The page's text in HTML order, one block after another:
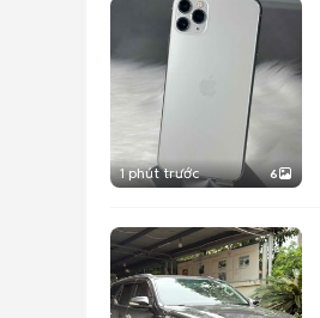
1 phút trước 6